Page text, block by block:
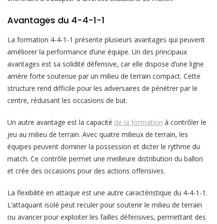
Avantages du 4-4-1-1
La formation 4-4-1-1 présente plusieurs avantages qui peuvent
améliorer la performance d’une équipe. Un des principaux
avantages est sa solidité défensive, car elle dispose d’une ligne
arrière forte soutenue par un milieu de terrain compact. Cette
structure rend difficile pour les adversaires de pénétrer par le
centre, réduisant les occasions de but.
Un autre avantage est la capacité de la formation à contrôler le
jeu au milieu de terrain. Avec quatre milieux de terrain, les
équipes peuvent dominer la possession et dicter le rythme du
match. Ce contrôle permet une meilleure distribution du ballon
et crée des occasions pour des actions offensives.
La flexibilité en attaque est une autre caractéristique du 4-4-1-1.
L’attaquant isolé peut reculer pour soutenir le milieu de terrain
ou avancer pour exploiter les failles défensives, permettant des